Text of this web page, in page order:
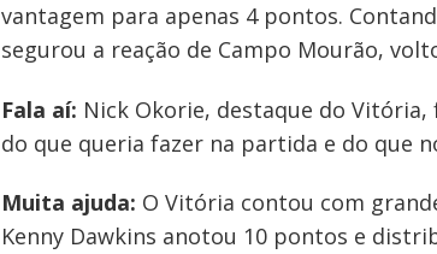
vantagem para apenas 4 pontos.
segurou a reação de Campo Mourão,
Fala aí: Nick Okorie, destaque do
do que queria fazer na partida e do que
Muita ajuda: O Vitória contou com
Kenny Dawkins anotou 10 pontos e